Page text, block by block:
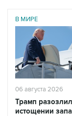
В МИРЕ
06 августа 2026
Трамп
истощении